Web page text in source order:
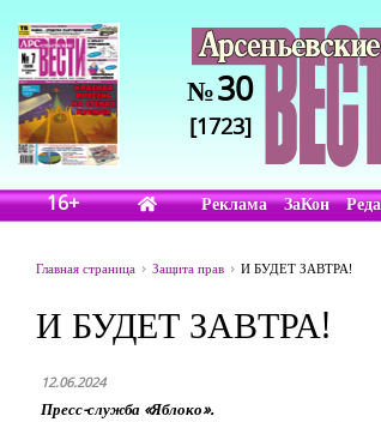
№30
[1723]
16+ Реклама ЗаКон
Главная страница Защита прав И БУДЕТ ЗАВТРА!
И БУДЕТ ЗАВТРА!
12.06.2024
Пресс-служба «Яблоко».